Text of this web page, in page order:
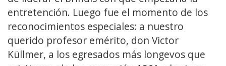
entretención. Luego fue el momento de los
reconocimientos especiales: a nuestro
querido profesor emérito, don Victor
Küllmer, a los egresados más longevos que